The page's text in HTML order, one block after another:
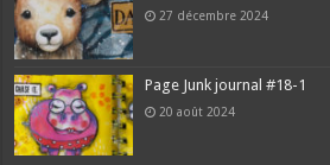
27 décembre 2024
Page Junk journal #18-1
20 août 2024